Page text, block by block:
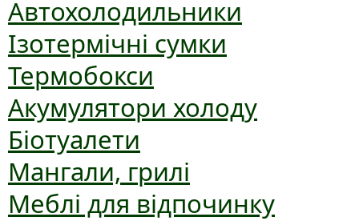
Автохолодильники
Ізотермічні сумки
Термобокси
Акумулятори холоду
Біотуалети
Мангали, грилі
Меблі для відпочинку